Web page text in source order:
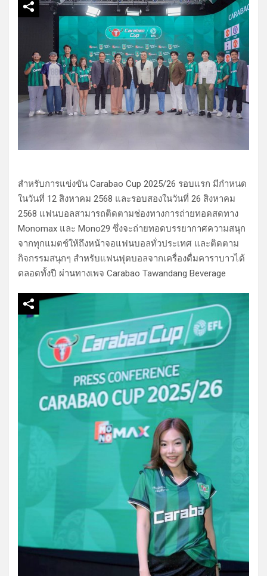
สำหรับการแข่งขัน Carabao Cup 2025/26 รอบแรก มีกำหนด
ในวันที่ 12 สิงหาคม 2568 และรอบสองในวันที่ 26 สิงหาคม
2568 แฟนบอลสามารถติดตามช่องทางการถ่ายทอดสดทาง
Monomax และ Mono29 ซึ่งจะถ่ายทอดบรรยากาศความสนุก
จากทุกแมตช์ให้ถึงหน้าจอแฟนบอลทั่วประเทศ และติดตาม
กิจกรรมสนุกๆ สำหรับแฟนฟุตบอลจากเครื่องดื่มคาราบาวได้
ตลอดทั้งปี ผ่านทางเพจ Carabao Tawandang Beverage